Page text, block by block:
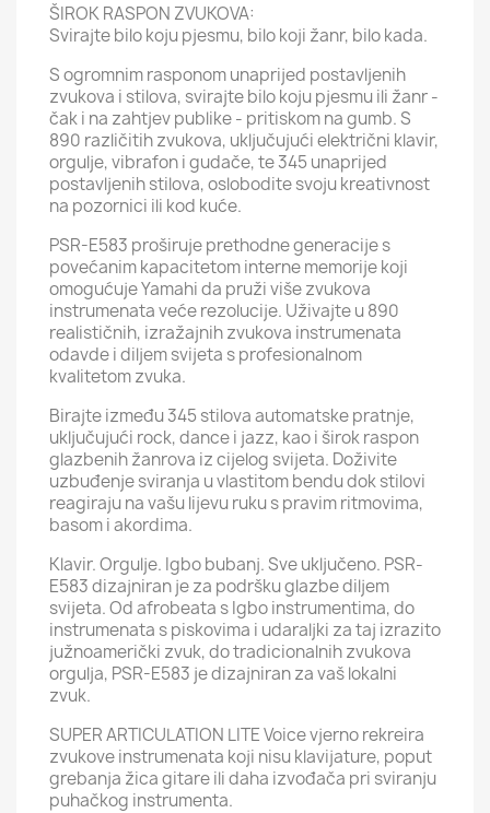
ŠIROK RASPON ZVUKOVA:
Svirajte bilo koju pjesmu, bilo koji žanr, bilo kada.
S ogromnim rasponom unaprijed postavljenih
zvukova i stilova, svirajte bilo koju pjesmu ili žanr -
čak i na zahtjev publike - pritiskom na gumb. S
890 različitih zvukova, uključujući električni klavir,
orgulje, vibrafon i gudače, te 345 unaprijed
postavljenih stilova, oslobodite svoju kreativnost
na pozornici ili kod kuće.
PSR-E583 proširuje prethodne generacije s
povećanim kapacitetom interne memorije koji
omogućuje Yamahi da pruži više zvukova
instrumenata veće rezolucije. Uživajte u 890
realističnih, izražajnih zvukova instrumenata
odavde i diljem svijeta s profesionalnom
kvalitetom zvuka.
Birajte između 345 stilova automatske pratnje,
uključujući rock, dance i jazz, kao i širok raspon
glazbenih žanrova iz cijelog svijeta. Doživite
uzbuđenje sviranja u vlastitom bendu dok stilovi
reagiraju na vašu lijevu ruku s pravim ritmovima,
basom i akordima.
Klavir. Orgulje. Igbo bubanj. Sve uključeno. PSR-
E583 dizajniran je za podršku glazbe diljem
svijeta. Od afrobeata s Igbo instrumentima, do
instrumenata s piskovima i udaraljki za taj izrazito
južnoamerički zvuk, do tradicionalnih zvukova
orgulja, PSR-E583 je dizajniran za vaš lokalni
zvuk.
SUPER ARTICULATION LITE Voice vjerno rekreira
zvukove instrumenata koji nisu klavijature, poput
grebanja žica gitare ili daha izvođača pri sviranju
puhačkog instrumenta.